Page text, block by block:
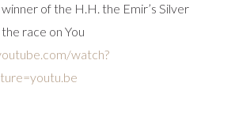
of the H.H. the Emir’s Silver
race on You
watch?